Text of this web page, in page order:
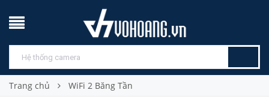
Trang chủ WiFi 2 Băng Tần